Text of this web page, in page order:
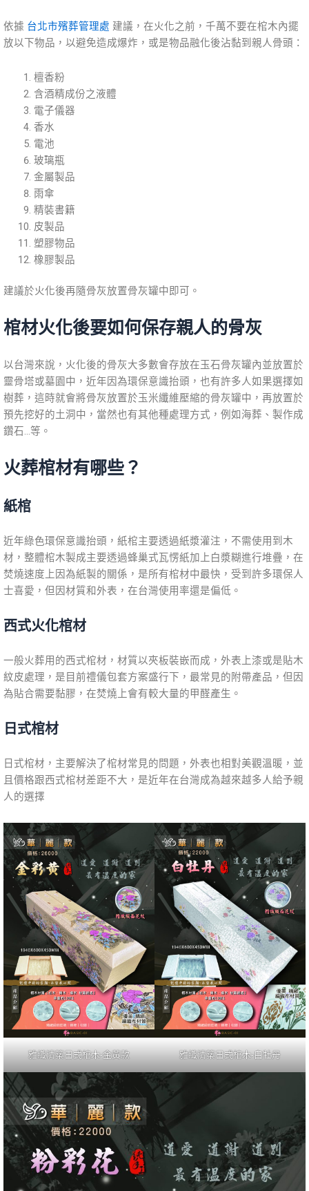
依據 台北市殯葬管理處 建議，在火化之前，千萬不要在棺木內擺
放以下物品，以避免造成爆炸，或是物品融化後沾黏到親人骨頭：
檀香粉
含酒精成份之液體
電子儀器
香水
電池
玻璃瓶
金屬製品
雨傘
精裝書籍
皮製品
塑膠物品
橡膠製品
建議於火化後再隨骨灰放置骨灰罐中即可。
棺材火化後要如何保存親人的骨灰
以台灣來說，火化後的骨灰大多數會存放在玉石骨灰罐內並放置於
靈骨塔或墓園中，近年因為環保意識抬頭，也有許多人如果選擇如
樹葬，這時就會將骨灰放置於玉米纖維壓縮的骨灰罐中，再放置於
預先挖好的土洞中，當然也有其他種處理方式，例如海葬、製作成
鑽石…等。
火葬棺材有哪些？
紙棺
近年綠色環保意識抬頭，紙棺主要透過紙漿灌注，不需使用到木
材，整體棺木製成主要透過蜂巢式瓦愣紙加上白漿糊進行堆疊，在
焚燒速度上因為紙製的關係，是所有棺材中最快，受到許多環保人
士喜愛，但因材質和外表，在台灣使用率還是偏低。
西式火化棺材
一般火葬用的西式棺材，材質以夾板裝嵌而成，外表上漆或是貼木
紋皮處理，是目前禮儀包套方案盛行下，最常見的附帶產品，但因
為貼合需要黏膠，在焚燒上會有較大量的甲醛產生。
日式棺材
日式棺材，主要解決了棺材常見的問題，外表也相對美觀溫暖，並
且價格跟西式棺材差距不大，是近年在台灣成為越來越多人給予親
人的選擇
雅織清築日式棺木-金黃款 雅織清築日式棺木-白牡丹